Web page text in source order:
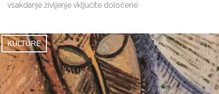
vsakdanje življenje vključite določene
KULTURE